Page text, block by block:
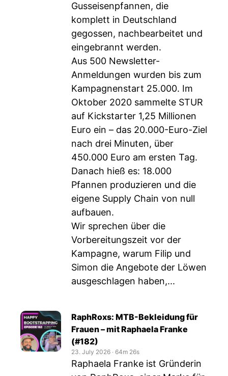
Gusseisenpfannen, die
komplett in Deutschland
gegossen, nachbearbeitet und
eingebrannt werden.
Aus 500 Newsletter-
Anmeldungen wurden bis zum
Kampagnenstart 25.000. Im
Oktober 2020 sammelte STUR
auf Kickstarter 1,25 Millionen
Euro ein – das 20.000-Euro-Ziel
nach drei Minuten, über
450.000 Euro am ersten Tag.
Danach hieß es: 18.000
Pfannen produzieren und die
eigene Supply Chain von null
aufbauen.
Wir sprechen über die
Vorbereitungszeit vor der
Kampagne, warum Filip und
Simon die Angebote der Löwen
ausgeschlagen haben,...
RaphRoxs: MTB-Bekleidung für
Frauen – mit Raphaela Franke
(#182)
23. July 2026 ‧ 64m 26s
Raphaela Franke ist Gründerin